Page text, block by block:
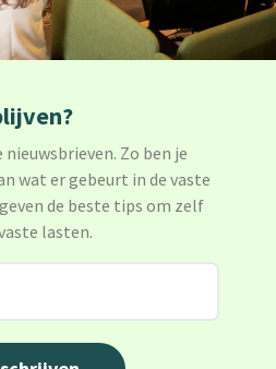
Zo ben je
wat er gebeurt in de vaste
de beste tips om zelf
lasten.